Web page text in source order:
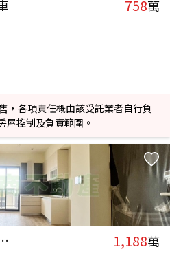
758萬
，各項責任概由該受託業者自行負
屋控制及負責範圍。
新三房+車位 1,188萬